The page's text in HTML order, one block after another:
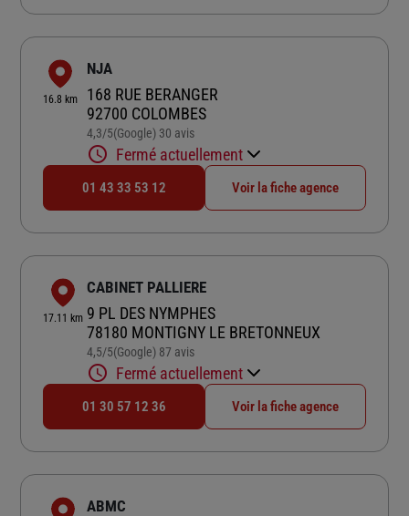
16.8 km
NJA
168 RUE BERANGER
92700 COLOMBES
4,3/5Note de 4.3 sur 5
(Google) 30 avis
Fermé actuellement
01 43 33 53 12 Voir la fiche agence
17.11 km
CABINET PALLIERE
9 PL DES NYMPHES
78180 MONTIGNY LE BRETONNEUX
4,5/5Note de 4.5 sur 5
(Google) 87 avis
Fermé actuellement
01 30 57 12 36 Voir la fiche agence
ABMC